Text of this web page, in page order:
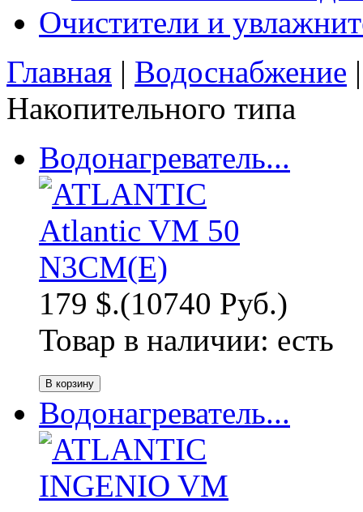
Очистители и
Главная | Водоснабжение
Накопительного типа
Водонагреватель...
179 $.(10740 Руб.)
Товар в наличии: есть
Водонагреватель...